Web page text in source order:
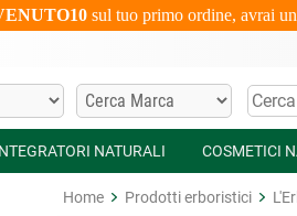
sul tuo primo ordine, avrai
NATURALI COSMETICI
Home Prodotti erboristici